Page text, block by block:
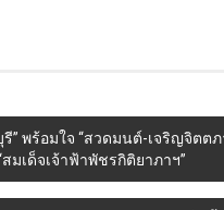
” พร้อมใจ “สวดมนต์-เจริญจิตตภ
มเด็จเจ้าฟ้าพัชรกิติยาภาฯ”